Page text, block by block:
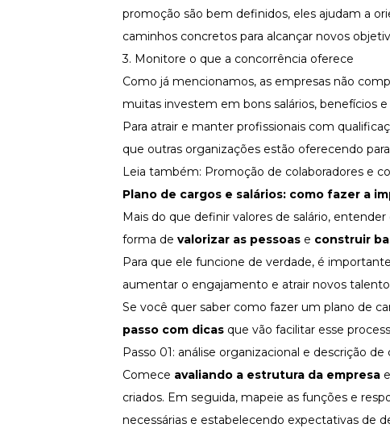
promoção são bem definidos, eles ajudam a
caminhos concretos para alcançar novos
3. Monitore o que a concorrência oferece
Como já mencionamos, as empresas não
muitas investem em bons salários, benefícios
Para atrair e manter profissionais com
que outras organizações estão oferecendo
Leia também: Promoção de colaboradores e
Plano de cargos e salários: como fazer a
Mais do que definir valores de salário,
forma de valorizar as pessoas e construir
Para que ele funcione de verdade, é
aumentar o engajamento e atrair novos
Se você quer saber como fazer um plano de
passo com dicas que vão facilitar esse
Passo 01: análise organizacional e descrição de
Comece avaliando a estrutura da empresa
criados. Em seguida, mapeie as funções e
necessárias e estabelecendo expectativas de